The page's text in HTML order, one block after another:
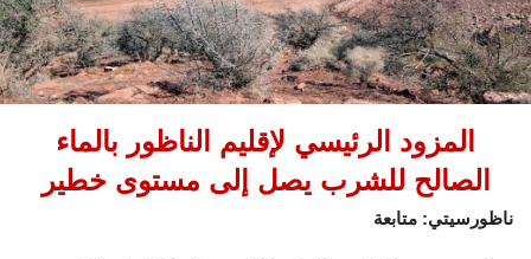
المزود الرئيسي لإقليم الناظور بالماء
الصالح للشرب يصل إلى مستوى خطير
ناظورسيتي: متابعة